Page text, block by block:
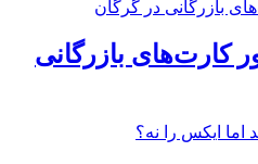
کارت‌های بازرگانی